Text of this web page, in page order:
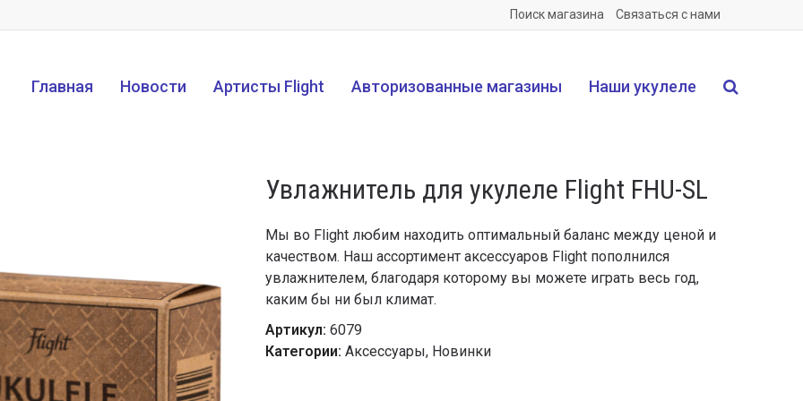
Поиск магазина Связаться с нами
Главная Новости Артисты Flight Авторизованные магазины Наши укулеле
Увлажнитель для укулеле Flight FHU-SL
Мы во Flight любим находить оптимальный баланс между ценой и
качеством. Наш ассортимент аксессуаров Flight пополнился
увлажнителем, благодаря которому вы можете играть весь год,
каким бы ни был климат.
Артикул: 6079
Категории: Аксессуары, Новинки